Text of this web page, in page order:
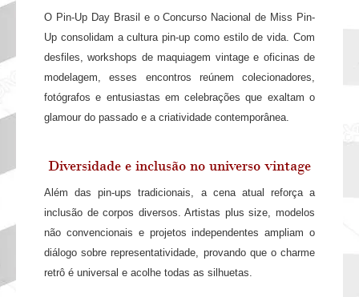
O Pin-Up Day Brasil e o Concurso Nacional de Miss Pin-
Up consolidam a cultura pin-up como estilo de vida. Com
desfiles, workshops de maquiagem vintage e oficinas de
modelagem, esses encontros reúnem colecionadores,
fotógrafos e entusiastas em celebrações que exaltam o
glamour do passado e a criatividade contemporânea.
Diversidade e inclusão no universo vintage
Além das pin-ups tradicionais, a cena atual reforça a
inclusão de corpos diversos. Artistas plus size, modelos
não convencionais e projetos independentes ampliam o
diálogo sobre representatividade, provando que o charme
retrô é universal e acolhe todas as silhuetas.